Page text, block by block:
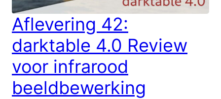
Aflevering 42:
darktable 4.0 Review
voor infrarood
beeldbewerking